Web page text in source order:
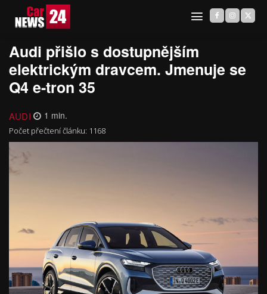
Audi přišlo s dostupnějším
elektrickým dravcem. Jmenuje se
Q4 e-tron 35
AUDI 1 min.
Počet přečtení článku: 1168